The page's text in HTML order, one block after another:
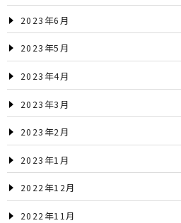
2023年6月
2023年5月
2023年4月
2023年3月
2023年2月
2023年1月
2022年12月
2022年11月